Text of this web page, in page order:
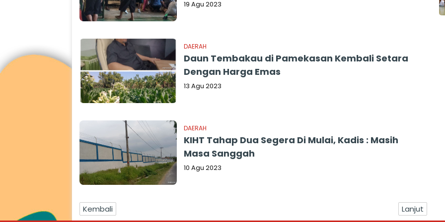
19 Agu 2023
DAERAH
Daun Tembakau di Pamekasan Kembali Setara
Dengan Harga Emas
13 Agu 2023
DAERAH
KIHT Tahap Dua Segera Di Mulai, Kadis : Masih
Masa Sanggah
10 Agu 2023
Kembali Lanjut